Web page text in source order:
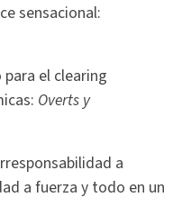
sensacional:
el clearing
Overts y
a
a fuerza y todo en un